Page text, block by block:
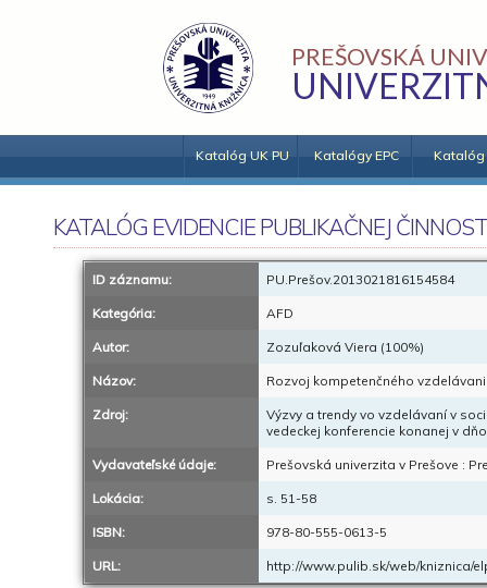
PREŠOVSKÁ
Katalóg UK PU Katalógy EPC Katalóg
KATALÓG EVIDENCIE PUBLIKAČNEJ
ID záznamu: PU.Prešov.2013021816154584
Kategória: AFD
Autor: Zozuľaková Viera (100%)
Názov: Rozvoj kompetenčného
Zdroj:
Výzvy a trendy vo vzdelávaní v
vedeckej konferencie konanej v
Vydavateľské údaje: Prešovská univerzita v Prešove :
Lokácia: s. 51-58
ISBN: 978-80-555-0613-5
URL: http://www.pulib.sk/web/kniznica/